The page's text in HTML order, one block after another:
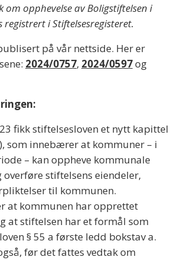
om opphevelse av Boligstiftelsen i
i Stiftelsesregisteret.
på vår nettside. Her er
2024/0757, 2024/0597og
fikk stiftelsesloven et nytt kapittel
som innebærer at kommuner – i
– kan oppheve kommunale
stiftelsens eiendeler,
til kommunen.
at kommunen har opprettet
at stiftelsen har et formål som
§ 55 a første ledd bokstav a.
før det fattes vedtak om